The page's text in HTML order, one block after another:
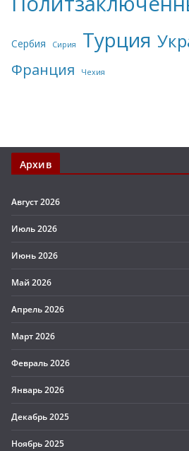
Сербия Сирия Турция
Франция Чехия
Архив
Август 2026
Июль 2026
Июнь 2026
Май 2026
Апрель 2026
Март 2026
Февраль 2026
Январь 2026
Декабрь 2025
Ноябрь 2025